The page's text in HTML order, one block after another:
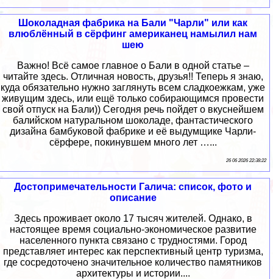
Шоколадная фабрика на Бали "Чарли" или как
влюблённый в сёрфинг американец намылил нам
шею
Важно! Всё самое главное о Бали в одной статье –
читайте здесь. Отличная новость, друзья!! Теперь я знаю,
куда обязательно нужно заглянуть всем сладкоежкам, уже
живущим здесь, или ещё только собирающимся провести
свой отпуск на Бали)) Сегодня речь пойдет о вкуснейшем
балийском натуральном шоколаде, фантастического
дизайна бамбуковой фабрике и её выдумщике Чарли-
сёрфере, покинувшем много лет …...
26 06 2026 22:38:22
Достопримечательности Галича: список, фото и
описание
Здесь проживает около 17 тысяч жителей. Однако, в
настоящее время социально-экономическое развитие
населенного пункта связано с трудностями. Город
представляет интерес как перспективный центр туризма,
где сосредоточено значительное количество памятников
архитектуры и истории....